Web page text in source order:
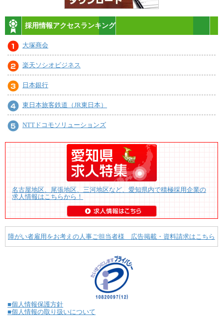
採用情報アクセスランキング
大塚商会
楽天ソシオビジネス
日本銀行
東日本旅客鉄道（JR東日本）
NTTドコモソリューションズ
名古屋地区、尾張地区、三河地区など、愛知県内で積極採用企業の
求人情報はこちらから！
障がい者雇用をお考えの人事ご担当者様 広告掲載・資料請求はこちら
■個人情報保護方針
■個人情報の取り扱いについて